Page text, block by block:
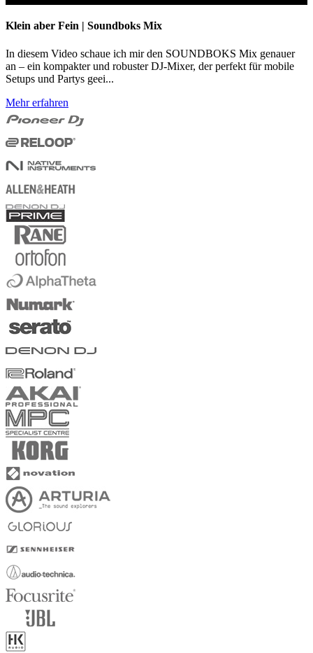
Klein aber Fein | Soundboks Mix
In diesem Video schaue ich mir den SOUNDBOKS Mix genauer
an – ein kompakter und robuster DJ-Mixer, der perfekt für mobile
Setups und Partys geei...
Mehr erfahren